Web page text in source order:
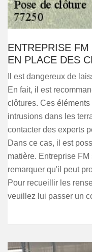
ENTREPRISE
EN PLACE DES
Il est dangereux de
En fait, il est
clôtures. Ces
intrusions dans les
contacter des experts
Dans ce cas, il est
matière. Entreprise
remarquer qu'il peut
Pour recueillir les
veuillez lui passer un